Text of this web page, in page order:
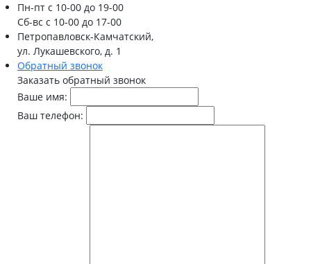
Пн-птс 10-00 до 19-00
Сб-вс с 10-00 до 17-00
Петропавловск-Камчатский,
ул. Лукашевского, д. 1
Обратный звонок
Заказать обратный звонок
Ваше имя:
Ваш телефон: